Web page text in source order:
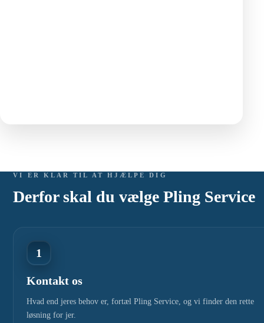
VI ER KLAR TIL AT HJÆLPE DIG
Derfor skal du vælge Pling Service
1
Kontakt os
Hvad end jeres behov er, fortæl Pling Service, og vi finder den rette
løsning for jer.